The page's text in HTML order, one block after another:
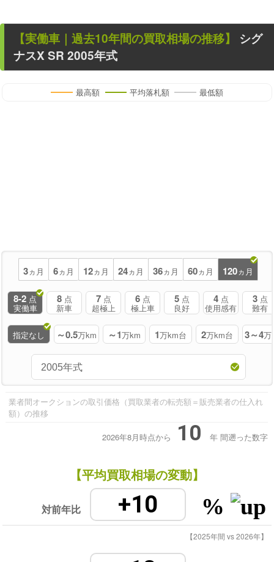
【実働車 ｜過去10年間の買取相場の推移】 シグ
ナスX SR 2005年式
最高額 平均落札額 最低額
3ヵ月 6ヵ月 12ヵ月 24ヵ月 36ヵ月 60ヵ月 120ヵ月
8-2 点
実働車
8 点
新車
7 点
超極上
6 点
極上車
5 点
良好
4 点
使用感有
3 点
難有
指定なし ～0.5万km ～1万km 1万km台 2万km台 3～4万
業者間オークションの取引価格（買取業者の転売額＝販売業者の仕入れ
額）の推移
2026年8月時点から 10 年 間遡った数字
【平均買取相場の変動】
対前年比 +10 %
【2025年間 vs 2026年】